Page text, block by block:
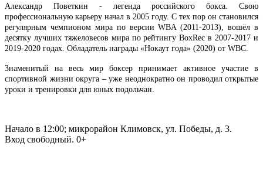
Александр Поветкин - легенда российского бокса. Свою
профессиональную карьеру начал в 2005 году. С тех пор он становился
регулярным чемпионом мира по версии WBA (2011-2013), вошёл в
десятку лучших тяжеловесов мира по рейтингу BoxRec в 2007-2017 и
2019-2020 годах. Обладатель награды «Нокаут года» (2020) от WBC.
Знаменитый на весь мир боксер принимает активное участие в
спортивной жизни округа – уже неоднократно он проводил открытые
уроки и тренировки для юных подольчан.
Начало в 12:00; микрорайон Климовск, ул. Победы, д. 3.
Вход свободный. 0+